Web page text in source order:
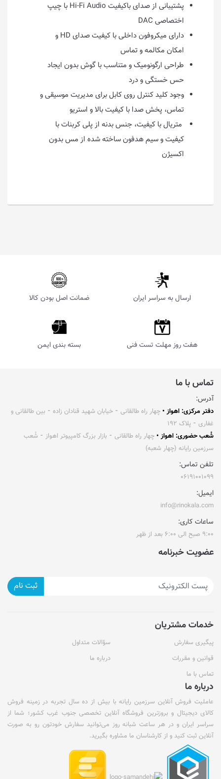
پشتیبانی از صدای باکیفیت Hi-Fi Audio با چیپ
اختصاصی DAC
دارای میکروفون داخلی با کیفیت صدای HD و
امکان مکالمه و تماس
طراحی ارگونومیک و متناسب با گوش بدون ایجاد
حس خستگی و درد
وجود کلید کنترل روی کابل برای مدیریت موسیقی و
تماس، پخش صدا با کیفیت بالا و استریو
متریال با کیفیت، جنس بدنه از پلی کربنات با
کیفیت و سیم هدفون ساخته شده از مس بدون
اکسیژن
ارسال به سراسر ایران ضمانت اصل بودن کالا
هفت روز مهلت تست فنی بسته بندی ایمن
تماس با ما
آدرس:
دفتر مرکزی: اهواز • چهار راه طالقانی ⁃ خیابان شهید قنادان زاده ⁃ بین طالقانی و
غفاری ⁃ پلاک ۱۹۲
شُعب حضوری: اهواز • چهار راه طالقانی ⁃ بازار بزرگ کامپیوتر اهواز ⁃ شُعب
سرزمین رایانه (چهار شعبه)
تلفن تماس:
۰۶۱۹۱۰۰۱۰۹۹
ایمیل:
info@rinokala.com
ساعات کاری:
۹:۰۰ صبح الی ۶:۰۰ بعد از ظهر
عضویت خبرنامه
ثبت نام
خدمات مشتریان
پیگیری سفارش
سؤالات متداول
قوانین و مقررات
درباره ما
تماس با ما
درباره ما
عاملیت فروش آنلاین سرزمین رایانه با بیش از ده سال تجربه در زمینه فروش
کالای دیجیتال و بروزترین فروشگاه آنلاین تخصصی جنوب غرب کشور؛ شما از
سراسر ایران و در هر ساعت شبانه روز می‌توانید سفارش خودتون رو به صورت
آنلاین ثبت کنید و از کارشناسان ما مشاوره بگیرید.